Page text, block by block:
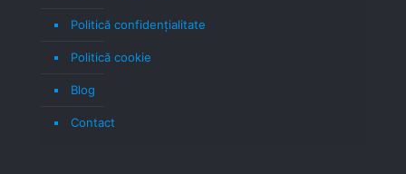
Politică confidenţialitate
Politică cookie
Blog
Contact